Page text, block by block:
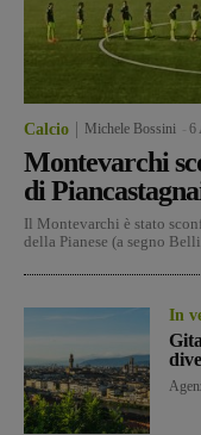
Calcio Michele Bossini 6
Montevarchi
di
Il Montevarchi è stato
della Pianese (a segno
In